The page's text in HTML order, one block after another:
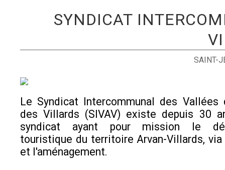
SYNDICAT
SAINT-
Le Syndicat Intercommunal des Vallées
des Villards (SIVAV) existe depuis 30
syndicat ayant pour mission le
touristique du territoire Arvan-Villards,
et l'aménagement.